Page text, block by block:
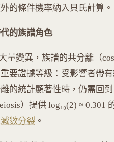
的條件機率納入貝氏計算。
的族譜角色
量變異，族譜的共分離（
要證據等級：受影響者帶
的統計顯著性時，仍需回
）提供 log₁₀(2) ≈ 0.301
減數分裂 。